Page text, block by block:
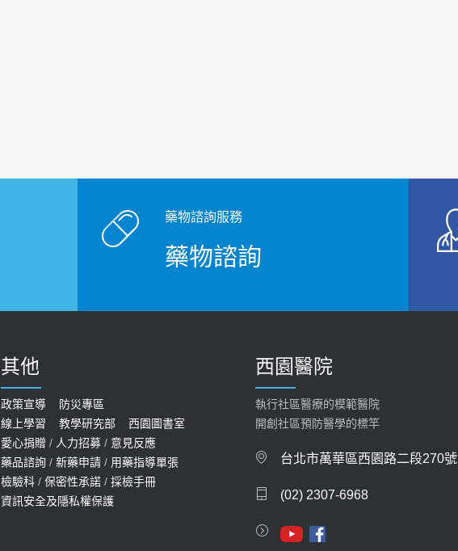
藥物諮詢服務
藥物諮詢
其他
政策宣導
防災專區
線上學習
教學研究部
西園圖書室
愛心捐贈 / 人力招募 / 意見反應
藥品諮詢 / 新藥申請 / 用藥指導單張
檢驗科 / 保密性承諾 / 採檢手冊
資訊安全及隱私權保護
西園醫院
執行社區醫療的模範醫院
開創社區預防醫學的標竿
台北市萬華區西園路二段270號
(02) 2307-6968